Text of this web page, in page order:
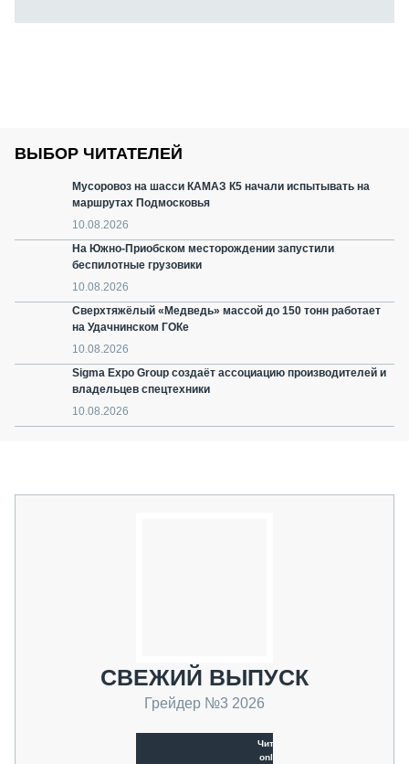
ВЫБОР ЧИТАТЕЛЕЙ
Мусоровоз на шасси КАМАЗ К5 начали испытывать на
маршрутах Подмосковья
10.08.2026
На Южно-Приобском месторождении запустили
беспилотные грузовики
10.08.2026
Сверхтяжёлый «Медведь» массой до 150 тонн работает
на Удачнинском ГОКе
10.08.2026
Sigma Expo Group создаёт ассоциацию производителей и
владельцев спецтехники
10.08.2026
СВЕЖИЙ ВЫПУСК
Грейдер №3 2026
Читать
online